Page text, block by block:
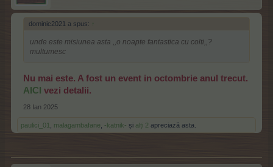
dominic2021 a spus: ↑
unde este misiunea asta ,,o noapte fantastica cu colti,,?
multumesc
Nu mai este. A fost un event in octombrie anul trecut.
AICI vezi detalii.
28 Ian 2025
paulici_01 malagambafane -katnik- și alți 2 apreciază asta.